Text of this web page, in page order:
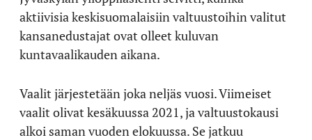
aktiivisia keskisuomalaisiin valtuustoihin valitut
kansanedustajat ovat olleet kuluvan
kuntavaalikauden aikana.
Vaalit järjestetään joka neljäs vuosi. Viimeiset
vaalit olivat kesäkuussa 2021, ja valtuustokausi
alkoi saman vuoden elokuussa. Se jatkuu